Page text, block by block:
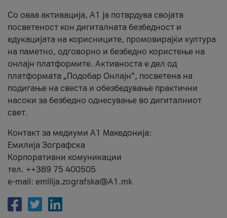
Со оваа активација, А1 ја потврдува својата
посветеност кон дигиталната безбедност и
едукацијата на корисниците, промовирајќи култура
на паметно, одговорно и безбедно користење на
онлајн платформите. Активноста е дел од
платформата „Подобар Онлајн“, посветена на
подигање на свеста и обезбедување практични
насоки за безбедно однесување во дигиталниот
свет.
Контакт за медиуми А1 Македонија:
Емилија Зографска
Корпоративни комуникации
тел. ++389 75 400505
e-mail: emilija.zografska@A1.mk